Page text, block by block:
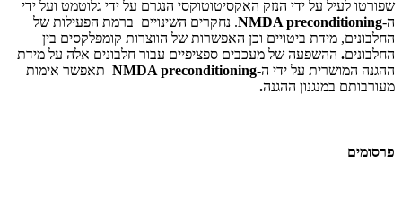
שפורטו לעיל על ידי הנזק האקסיטוטוקסי הנגרם על ידי גלוטמט ועל ידי
ה-NMDA preconditioning. נחקרים השינויים ברמת הפעילות של
החלבונים, מידת ביטויים וכן האפשרות של הווצרות קומפלקסים בין
החלבונים. ההשפעה של מעכבים ספציפיים עבור חלבונים אלה על מידת
ההגנה המושרית על ידי ה-NMDA preconditioning תאפשר אימות
מעורבותם במנגנון ההגנה.
פרסומים